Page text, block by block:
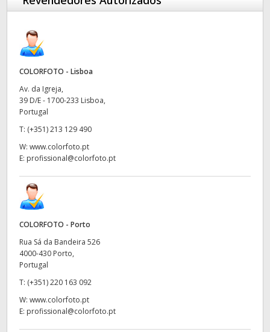
COLORFOTO - Lisboa
Av. da Igreja,
39 D/E - 1700-233 Lisboa,
Portugal
T: (+351) 213 129 490
W: www.colorfoto.pt
E: profissional@colorfoto.pt
COLORFOTO - Porto
Rua Sá da Bandeira 526
4000-430 Porto,
Portugal
T: (+351) 220 163 092
W: www.colorfoto.pt
E: profissional@colorfoto.pt